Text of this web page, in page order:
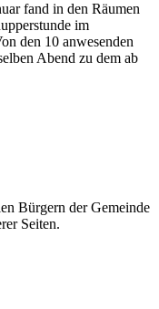
fand in den Räumen
im
den 10 anwesenden
Abend zu dem ab
Bürgern der Gemeinde
Seiten.